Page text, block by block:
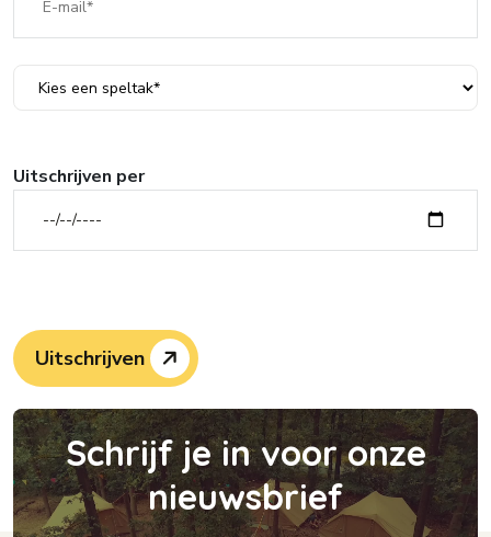
Uitschrijven per
Uitschrijven
Schrijf je in voor onze
nieuwsbrief